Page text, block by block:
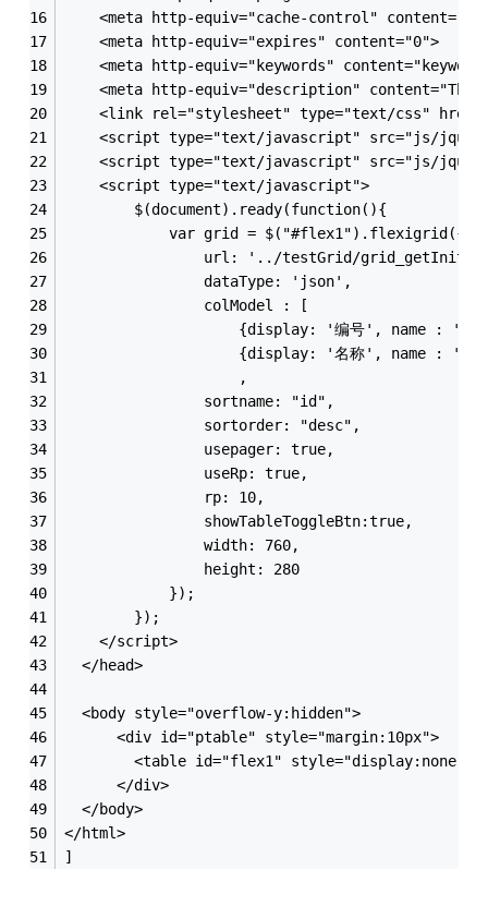
<meta http-equiv="cache-control"
	<meta http-equiv="expires" content="0">
<meta http-equiv="keywords"
<meta http-equiv="description"
<link rel="stylesheet" type="text/css"
<script type="text/javascript" src="js/
<script type="text/javascript" src="js/
	<script type="text/javascript">
		$(document).ready(function(){
			var grid = $("#flex1").flexigrid({
url: '../testGrid/
				dataType: 'json',
				colModel : [
{display: '编号', name :
					,
				sortname: "id",
				sortorder: "desc",
				usepager: true,
				useRp: true,
				rp: 10,
				showTableToggleBtn:true,
				width: 760,
				height: 280
			});
		});
	</script>
  </head>
  <body style="overflow-y:hidden">
      <div id="ptable" style="margin:10px">
<table id="flex1"
	  </div>
  </body>
</html>
]